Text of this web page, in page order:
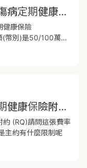
南山人壽活力洋溢特定重大傷病定期健康保險 (10TSDD)
健康保險
(幣別)是50/100萬元
年紀再加上50年如
年保費多少?是指
元大人壽超安心重大傷病定期健康保險附約 (RQ)
約 (RQ)請問這張費率
主約有什麼限制呢